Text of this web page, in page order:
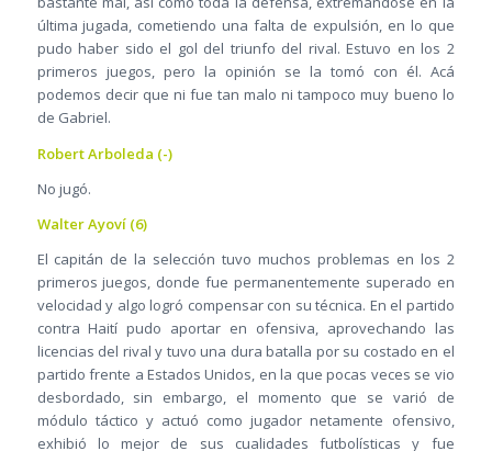
última jugada, cometiendo una falta de expulsión, en lo que
pudo haber sido el gol del triunfo del rival. Estuvo en los 2
primeros juegos, pero la opinión se la tomó con él. Acá
podemos decir que ni fue tan malo ni tampoco muy bueno lo
de Gabriel.
Robert Arboleda (-)
No jugó.
Walter Ayoví (6)
El capitán de la selección tuvo muchos problemas en los 2
primeros juegos, donde fue permanentemente superado en
velocidad y algo logró compensar con su técnica. En el partido
contra Haití pudo aportar en ofensiva, aprovechando las
licencias del rival y tuvo una dura batalla por su costado en el
partido frente a Estados Unidos, en la que pocas veces se vio
desbordado, sin embargo, el momento que se varió de
módulo táctico y actuó como jugador netamente ofensivo,
exhibió lo mejor de sus cualidades futbolísticas y fue